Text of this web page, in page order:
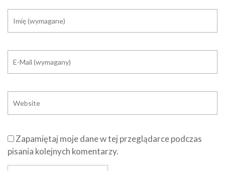
Zapamiętaj moje dane w tej przeglądarce podczas
pisania kolejnych komentarzy.